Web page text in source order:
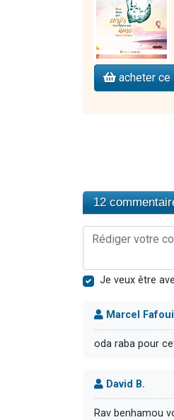
acheter ce
12
Je veux être
Marcel
oda raba pour
David B.
Rav benhamou